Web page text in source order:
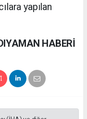
yapılan
HABERİ